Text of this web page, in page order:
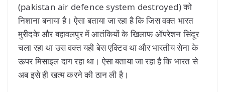
(pakistan air defence system destroyed) को
निशाना बनाया है। ऐसा बताया जा रहा है कि जिस वक्त भारत
मुरीदके और बहावलपुर में आतंकियों के खिलाफ ऑपरेशन सिंदूर
चला रहा था उस वक्त यही बेस एक्टिव था और भारतीय सेना के
ऊपर मिसाइल दाग रहा था। ऐसा बताया जा रहा है कि भारत से
अब इसे ही खत्म करने की ठान ली है।